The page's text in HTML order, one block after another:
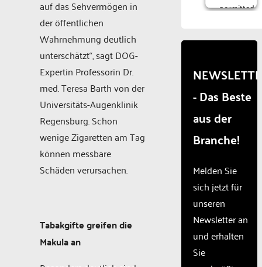
auf das Sehvermögen in
der öffentlichen
Wahrnehmung deutlich
unterschätzt“, sagt DOG-
Expertin Professorin Dr.
med. Teresa Barth von der
Universitäts-Augenklinik
Regensburg. Schon
wenige Zigaretten am Tag
können messbare
Schäden verursachen.
Tabakgifte greifen die
Makula an
permitted
due to
that
are
not
disclosed
to the
The
owner
needs
to
setup
the
site
with
- Das Beste
aus der
Branche!
Melden Sie
sich jetzt für
unseren
Newsletter an
und erhalten
Sie